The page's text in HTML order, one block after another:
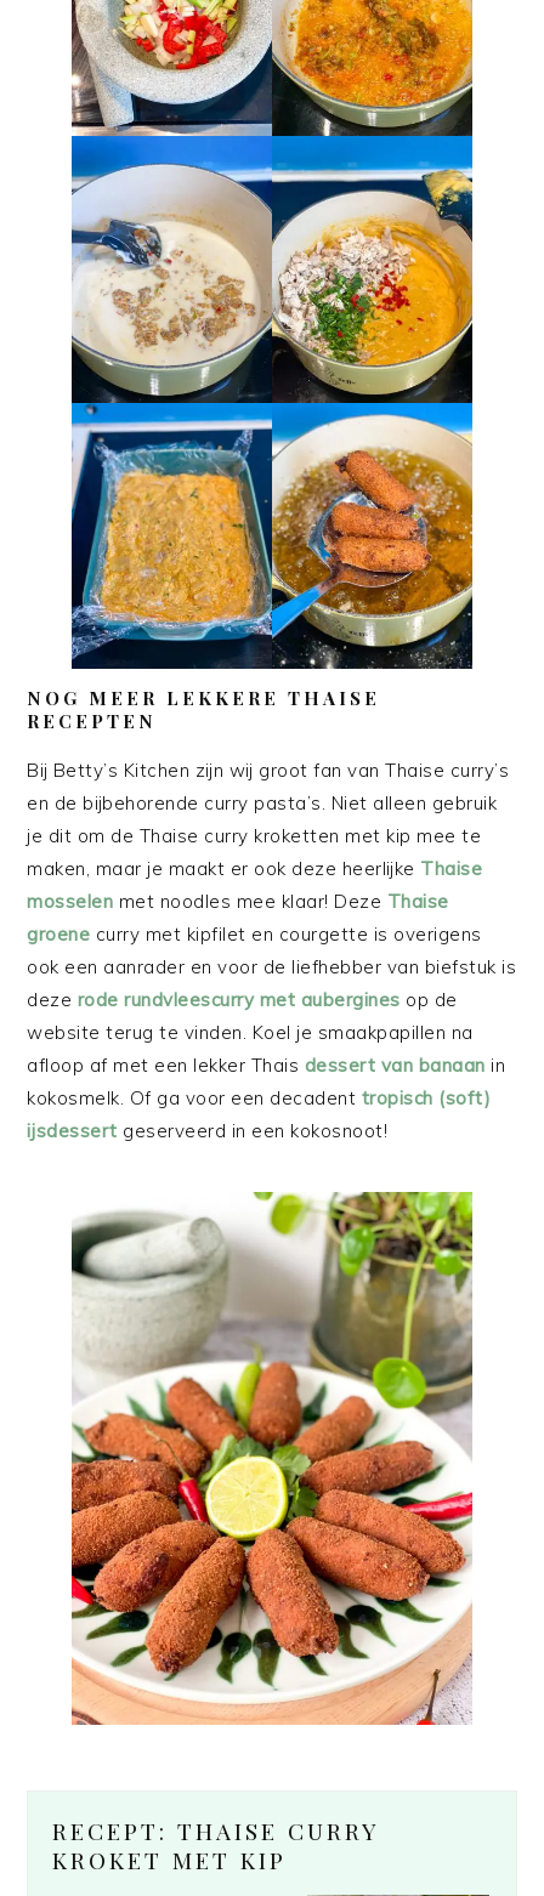
NOG MEER LEKKERE THAISE
RECEPTEN
Bij Betty’s Kitchen zijn wij groot fan van Thaise curry’s
en de bijbehorende curry pasta’s. Niet alleen gebruik
je dit om de Thaise curry kroketten met kip mee te
maken, maar je maakt er ook deze heerlijke Thaise
mosselen met noodles mee klaar! Deze Thaise
groene curry met kipfilet en courgette is overigens
ook een aanrader en voor de liefhebber van biefstuk is
deze rode rundvleescurry met aubergines op de
website terug te vinden. Koel je smaakpapillen na
afloop af met een lekker Thais dessert van banaan in
kokosmelk. Of ga voor een decadent tropisch (soft)
ijsdessert geserveerd in een kokosnoot!
RECEPT: THAISE CURRY
KROKET MET KIP